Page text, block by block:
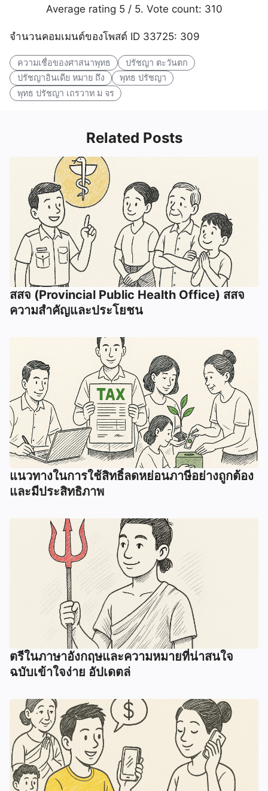
Average rating 5/ 5. Vote count: 310
จำนวนคอมเมนต์ของโพสต์ ID 33725: 309
ความเชื่อของศาสนาพุทธ
ปรัชญา ตะวันตก
ปรัชญาอินเดีย หมาย ถึง
พุทธ ปรัชญา
พุทธ ปรัชญา เถรวาท ม จร
Related Posts
สสจ (Provincial Public Health Office) สสจ
ความสำคัญและประโยชน
แนวทางในการใช้สิทธิ์ลดหย่อนภาษีอย่างถูกต้อง
และมีประสิทธิภาพ
ตรีในภาษาอังกฤษและความหมายที่น่าสนใจ
ฉบับเข้าใจง่าย อัปเดตล่